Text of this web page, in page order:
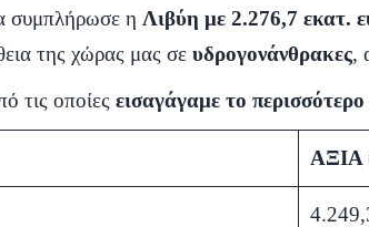
συμπλήρωσε η Λιβύη με 2.276,7 εκατ.
της χώρας μας σε υδρογονάνθρακες,
τις οποίες εισαγάγαμε το
ΑΞΙΑ